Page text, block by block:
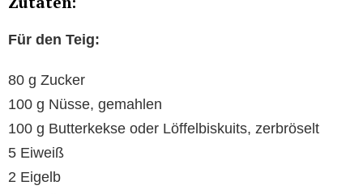
Für den Teig:
80 g Zucker
100 g Nüsse, gemahlen
100 g Butterkekse oder Löffelbiskuits, zerbröselt
5 Eiweiß
2 Eigelb